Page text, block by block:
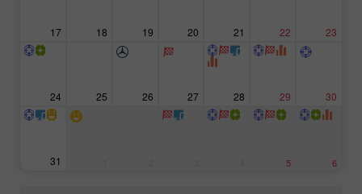
17 18 19 20 21 22 23
24 25 26 27 28 29 30
31 5 6